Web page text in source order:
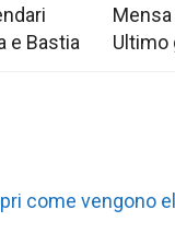
e Bastia
Ultimo
come vengono